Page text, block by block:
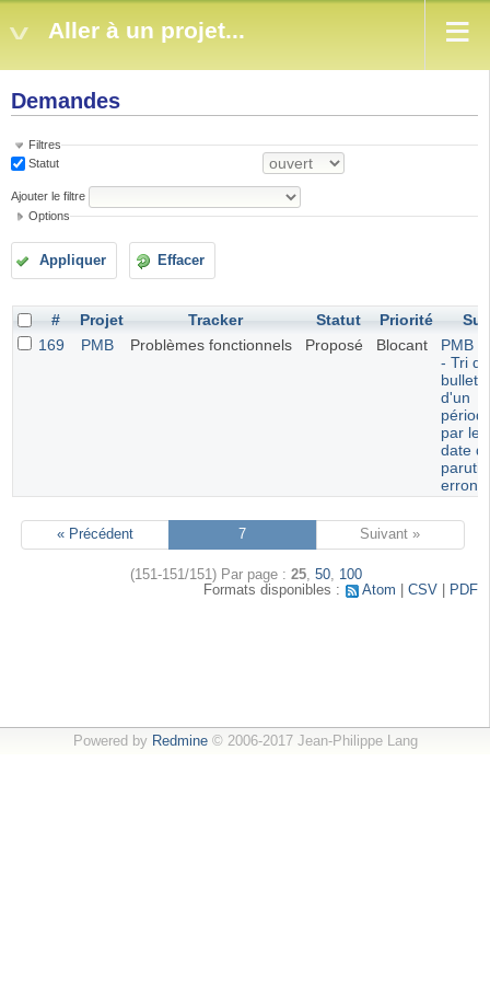
Aller à un projet...
Demandes
Filtres
Statut
Ajouter le filtre
Options
Appliquer Effacer
# Projet Tracker Statut Priorité
169
PMB Problèmes fonctionnels Proposé Blocant
PMB
- Tri
d'un
par
date
erroné
« Précédent 7 Suivant »
(151-151/151) Par page : 25, 50, 100
Formats disponibles :
Atom CSV PDF
Powered by Redmine© 2006-2017 Jean-Philippe Lang